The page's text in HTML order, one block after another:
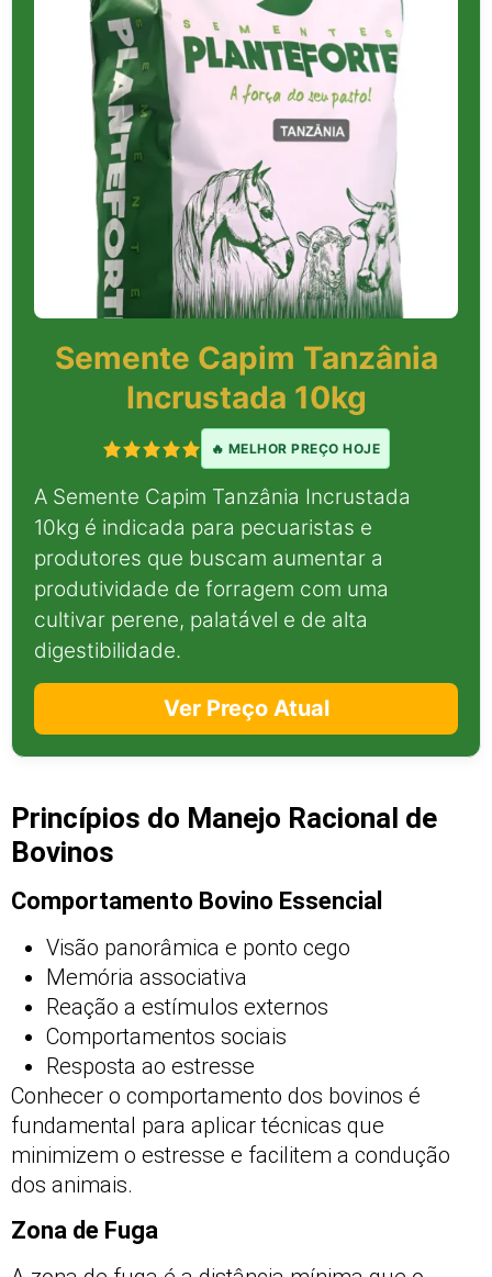
Semente Capim Tanzânia
Incrustada 10kg
🔥 MELHOR PREÇO HOJE
A Semente Capim Tanzânia Incrustada
10kg é indicada para pecuaristas e
produtores que buscam aumentar a
produtividade de forragem com uma
cultivar perene, palatável e de alta
digestibilidade.
Ver Preço Atual
Princípios do Manejo Racional de
Bovinos
Comportamento Bovino Essencial
Visão panorâmica e ponto cego
Memória associativa
Reação a estímulos externos
Comportamentos sociais
Resposta ao estresse
Conhecer o comportamento dos bovinos é
fundamental para aplicar técnicas que
minimizem o estresse e facilitem a condução
dos animais.
Zona de Fuga